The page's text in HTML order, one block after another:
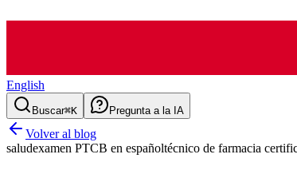
English
Buscar⌘K Pregunta a la IA
Volver al blog
saludexamen PTCB en españoltécnico de farmacia